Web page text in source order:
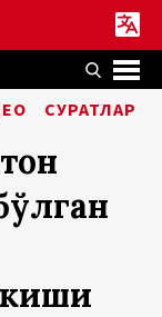
СУРАТЛАР
киши